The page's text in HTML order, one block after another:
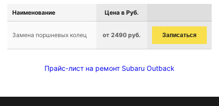
Наименование Цена в Руб.
Замена поршневых колец от 2490 руб. Записаться
Прайс-лист на ремонт Subaru Outback